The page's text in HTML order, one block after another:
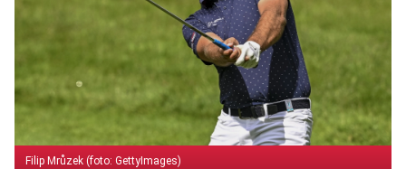
Filip Mrůzek (foto: GettyImages)